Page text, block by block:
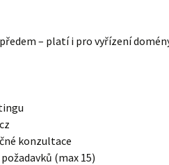
– platí i pro vyřízení
konzultace
(max 15)